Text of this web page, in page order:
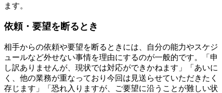
ます。
依頼・要望を断るとき
相手からの依頼や要望を断るときには、自分の能力やスケジ
ュールなど外せない事情を理由にするのが一般的です。「申
し訳ありませんが、現状では対応ができかねます」「あいに
く、他の業務が重なっており今回は見送らせていただきたく
存じます」「恐れ入りますが、ご要望に沿うことが難しい状